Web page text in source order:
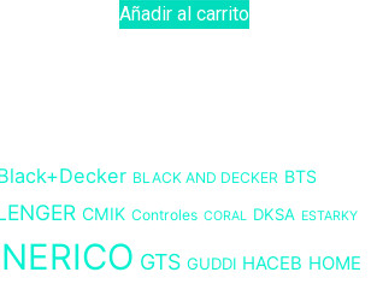
Añadir al carrito
BLACK AND DECKER BTS
CMIK Controles CORAL DKSA ESTARKY
GTS GUDDI HACEB HOME